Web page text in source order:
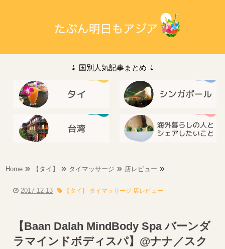
⇣ 国別人気記事まとめ ⇣
Home » 【タイ】 » タイマッサージ » 店レビュー »
2017-12-13 【タイ】 タイマッサージ 店レビュー
【Baan Dalah MindBody Spa バーンダ
ラマインドボディスパ】@ナナ／スク